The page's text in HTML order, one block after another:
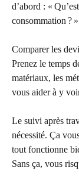
d’abord : «
consommation ?
Comparer les
Prenez le temps
matériaux, les
vous aider à y
Le suivi après
nécessité. Ça
tout fonctionne
Sans ça, vous